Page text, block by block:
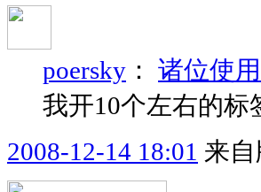
poersky ： 诸位使
我开10个左右的标
2008-12-14 18:01 来